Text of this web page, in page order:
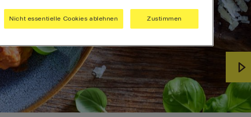
Nicht essentielle Cookies ablehnen Zustimmen